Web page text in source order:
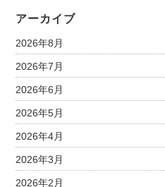
アーカイブ
2026年8月
2026年7月
2026年6月
2026年5月
2026年4月
2026年3月
2026年2月